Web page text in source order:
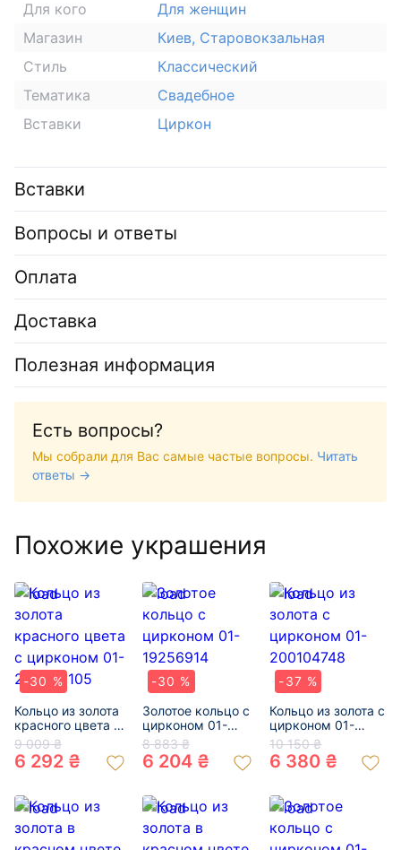
Для кого
Для женщин
Магазин
Киев, Старовокзальная
Стиль
Классический
Тематика
Свадебное
Вставки
Циркон
Вставки
Вопросы и ответы
Оплата
Доставка
Полезная информация
Есть вопросы?
Мы собрали для Вас самые частые вопросы. Читать
ответы →
Похожие украшения
-30 %
Кольцо из золота
красного цвета с
цирконом 01-
200200105
9 009 ₴
6 292 ₴
-30 %
Золотое кольцо с
цирконом 01-
19256914
8 883 ₴
6 204 ₴
-37 %
Кольцо из золота с
цирконом 01-
200104748
10 150 ₴
6 380 ₴